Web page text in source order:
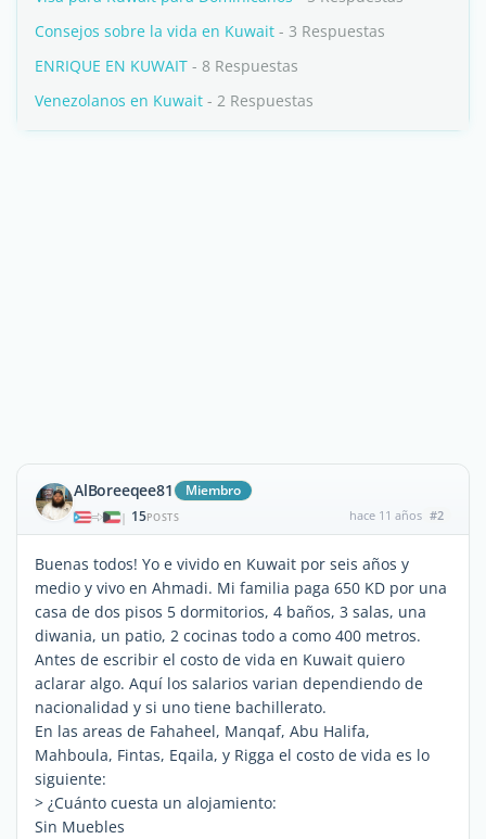
Consejos sobre la vida en Kuwait - 3 Respuestas
ENRIQUE EN KUWAIT - 8 Respuestas
Venezolanos en Kuwait - 2 Respuestas
AlBoreeqee81 Miembro
| 15POSTS hace 11 años #2
Buenas todos! Yo e vivido en Kuwait por seis años y
medio y vivo en Ahmadi. Mi familia paga 650 KD por una
casa de dos pisos 5 dormitorios, 4 baños, 3 salas, una
diwania, un patio, 2 cocinas todo a como 400 metros.
Antes de escribir el costo de vida en Kuwait quiero
aclarar algo. Aquí los salarios varian dependiendo de
nacionalidad y si uno tiene bachillerato.
En las areas de Fahaheel, Manqaf, Abu Halifa,
Mahboula, Fintas, Eqaila, y Rigga el costo de vida es lo
siguiente:
> ¿Cuánto cuesta un alojamiento:
Sin Muebles